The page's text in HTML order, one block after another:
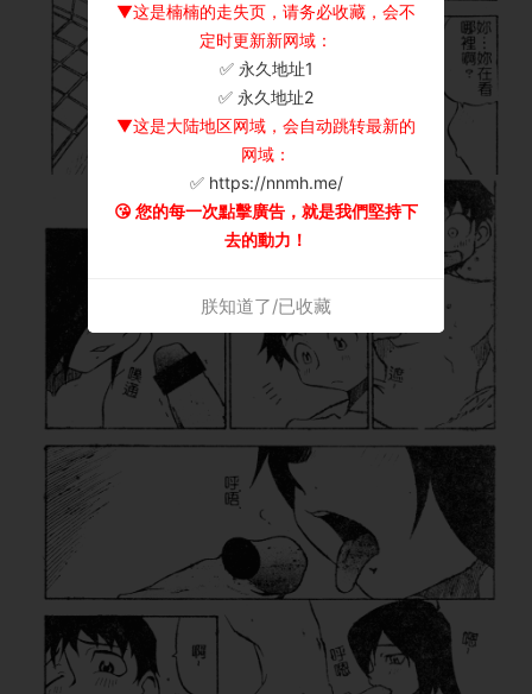
▼这是楠楠的走失页，请务必收藏，会不
定时更新新网域：
✅ 永久地址1
✅ 永久地址2
▼这是大陆地区网域，会自动跳转最新的
网域：
✅ https://nnmh.me/
😘 您的每一次點擊廣告，就是我們堅持下
去的動力！
朕知道了/已收藏